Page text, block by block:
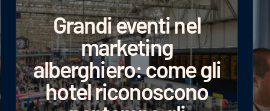
gli
Google AI Max: più fatturato con un impiego
più efficiente del budget